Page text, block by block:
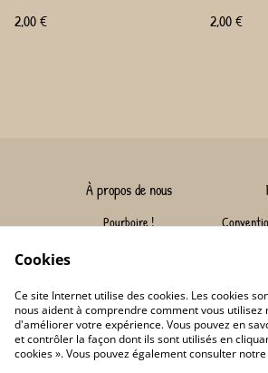
2,00 €
2,00 €
À propos de nous
Pourboire !
Conditions générales de vente
Cookies
Ce site Internet utilise des cookies. Les cookies
nous aident à comprendre comment vous utilisez
d'améliorer votre expérience. Vous pouvez en
et contrôler la façon dont ils sont utilisés en
cookies ». Vous pouvez également consulter notre